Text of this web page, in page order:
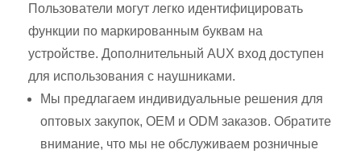
Пользователи могут легко идентифицировать
функции по маркированным буквам на
устройстве. Дополнительный AUX вход доступен
для использования с наушниками.
Мы предлагаем индивидуальные решения для
оптовых закупок, OEM и ODM заказов. Обратите
внимание, что мы не обслуживаем розничные